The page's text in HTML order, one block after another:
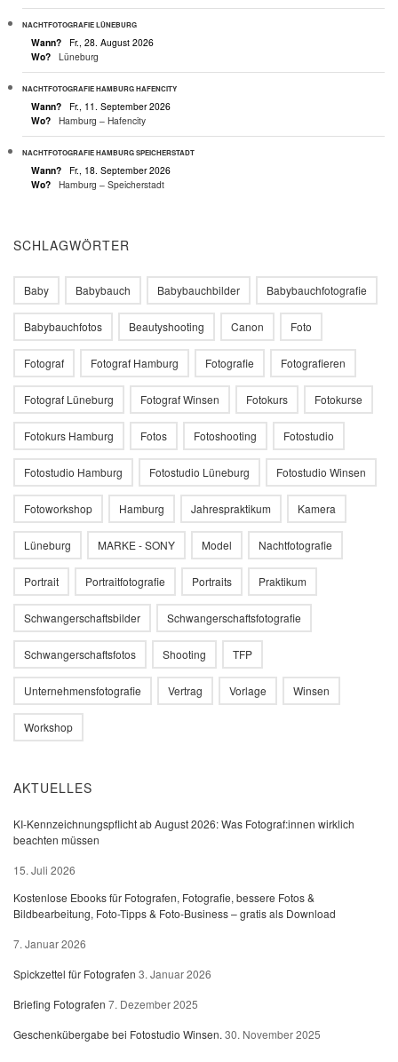
NACHTFOTOGRAFIE LÜNEBURG
Wann?
Fr., 28. August 2026
Wo?
Lüneburg
NACHTFOTOGRAFIE HAMBURG HAFENCITY
Wann?
Fr., 11. September 2026
Wo?
Hamburg – Hafencity
NACHTFOTOGRAFIE HAMBURG SPEICHERSTADT
Wann?
Fr., 18. September 2026
Wo?
Hamburg – Speicherstadt
SCHLAGWÖRTER
Baby Babybauch Babybauchbilder Babybauchfotografie
Babybauchfotos Beautyshooting Canon Foto
Fotograf Fotograf Hamburg Fotografie Fotografieren
Fotograf Lüneburg Fotograf Winsen Fotokurs Fotokurse
Fotokurs Hamburg Fotos Fotoshooting Fotostudio
Fotostudio Hamburg Fotostudio Lüneburg Fotostudio Winsen
Fotoworkshop Hamburg Jahrespraktikum Kamera
Lüneburg MARKE - SONY Model Nachtfotografie
Portrait Portraitfotografie Portraits Praktikum
Schwangerschaftsbilder Schwangerschaftsfotografie
Schwangerschaftsfotos Shooting TFP
Unternehmensfotografie Vertrag Vorlage Winsen
Workshop
AKTUELLES
KI-Kennzeichnungspflicht ab August 2026: Was Fotograf:innen wirklich
beachten müssen
15. Juli 2026
Kostenlose Ebooks für Fotografen, Fotografie, bessere Fotos &
Bildbearbeitung, Foto-Tipps & Foto-Business – gratis als Download
7. Januar 2026
Spickzettel für Fotografen 3. Januar 2026
Briefing Fotografen 7. Dezember 2025
Geschenkübergabe bei Fotostudio Winsen. 30. November 2025